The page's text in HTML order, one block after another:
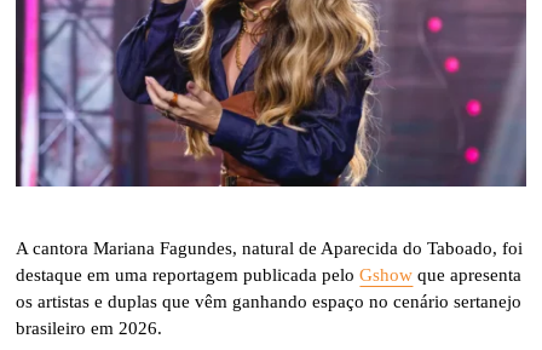
A cantora Mariana Fagundes, natural de Aparecida do Taboado, foi
destaque em uma reportagem publicada peloGshow que apresenta
os artistas e duplas que vêm ganhando espaço no cenário sertanejo
brasileiro em 2026.